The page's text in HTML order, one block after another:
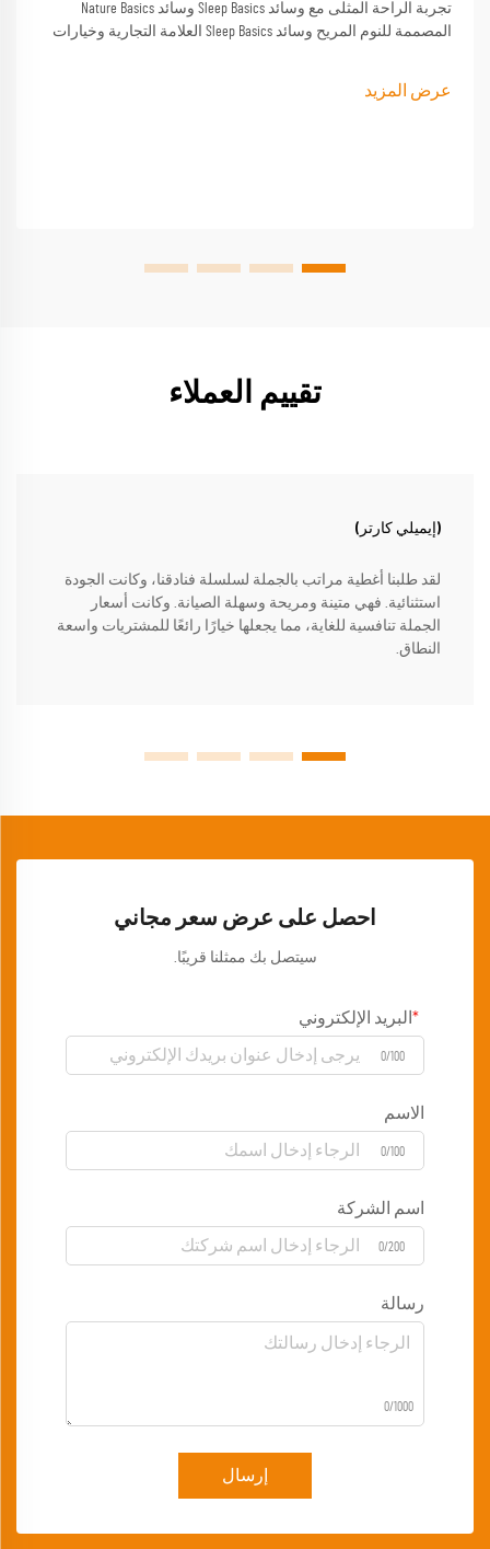
تجربة الراحة المثلى مع وسائد Sleep Basics وسائد Nature Basics
المصممة للنوم المريح وسائد Sleep Basics العلامة التجارية وخيارات
عرض المزيد
تقييم العملاء
(إيميلي كارتر)
لقد طلبنا أغطية مراتب بالجملة لسلسلة فنادقنا، وكانت الجودة
استثنائية. فهي متينة ومريحة وسهلة الصيانة. وكانت أسعار
الجملة تنافسية للغاية، مما يجعلها خيارًا رائعًا للمشتريات واسعة
النطاق.
احصل على عرض سعر مجاني
سيتصل بك ممثلنا قريبًا.
البريد الإلكتروني
0/100
الاسم
0/100
اسم الشركة
0/200
رسالة
0/1000
إرسال